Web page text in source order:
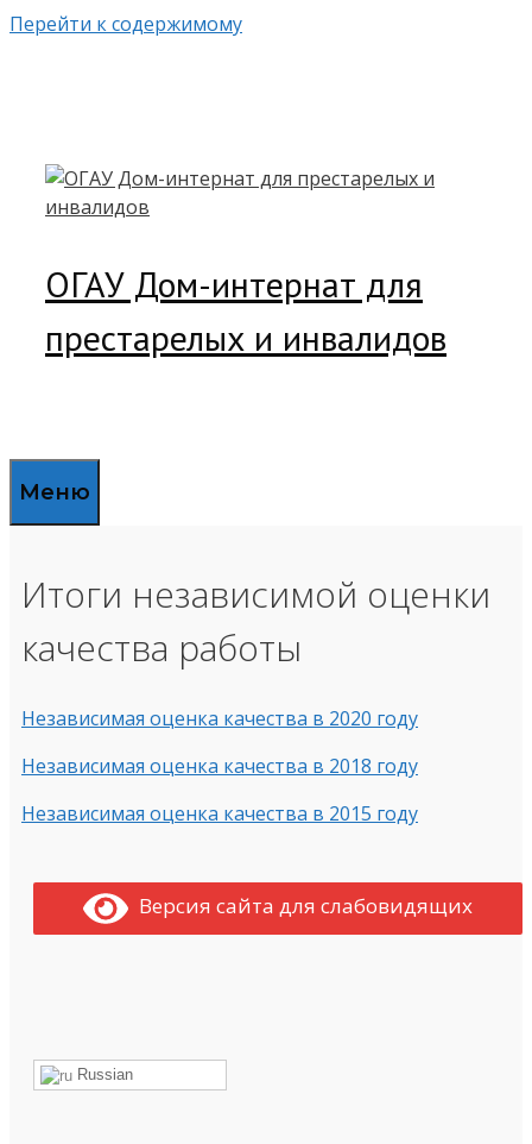
Перейти к содержимому
ОГАУ Дом-интернат для
престарелых и инвалидов
Меню
Итоги независимой оценки
качества работы
Независимая оценка качества в 2020 году
Независимая оценка качества в 2018 году
Независимая оценка качества в 2015 году
Версия сайта для слабовидящих
Russian